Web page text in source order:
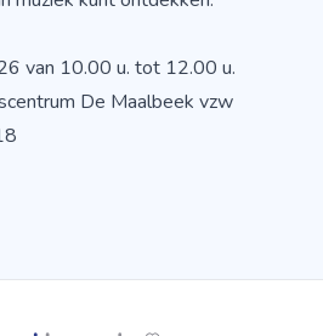
van 10.00 u. tot 12.00 u.
De Maalbeek vzw